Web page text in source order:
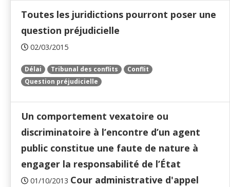
Toutes les juridictions pourront poser une
question préjudicielle
02/03/2015
Délai Tribunal des conflits
Conflit
Question préjudicielle
Un comportement vexatoire ou
discriminatoire à l’encontre d’un agent
public constitue une faute de nature à
engager la responsabilité de l’État
01/10/2013 Cour administrative d'appel